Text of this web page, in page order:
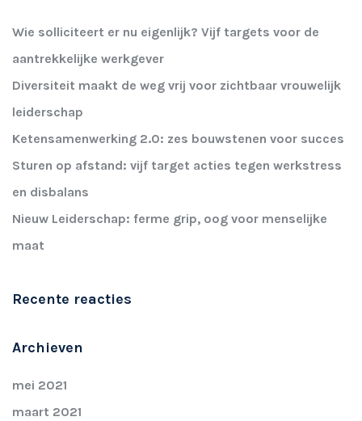
Wie solliciteert er nu eigenlijk? Vijf targets voor de
aantrekkelijke werkgever
Diversiteit maakt de weg vrij voor zichtbaar vrouwelijk
leiderschap
Ketensamenwerking 2.0: zes bouwstenen voor succes
Sturen op afstand: vijf target acties tegen werkstress
en disbalans
Nieuw Leiderschap: ferme grip, oog voor menselijke
maat
Recente reacties
Archieven
mei 2021
maart 2021